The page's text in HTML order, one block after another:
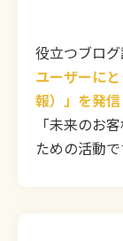
役立つブロ
ユーザーに
報）」を発
「未来のお
ための活動で